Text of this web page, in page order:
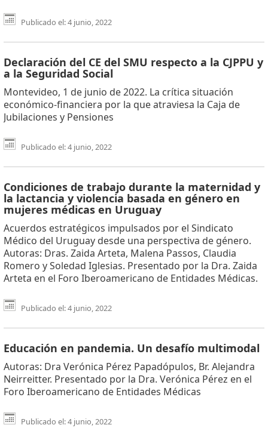
Publicado el: 4 junio, 2022
Declaración del CE del SMU respecto a la CJPPU y
a la Seguridad Social
Montevideo, 1 de junio de 2022. La crítica situación
económico-financiera por la que atraviesa la Caja de
Jubilaciones y Pensiones
Publicado el: 4 junio, 2022
Condiciones de trabajo durante la maternidad y
la lactancia y violencia basada en género en
mujeres médicas en Uruguay
Acuerdos estratégicos impulsados por el Sindicato
Médico del Uruguay desde una perspectiva de género.
Autoras: Dras. Zaida Arteta, Malena Passos, Claudia
Romero y Soledad Iglesias. Presentado por la Dra. Zaida
Arteta en el Foro Iberoamericano de Entidades Médicas.
Publicado el: 4 junio, 2022
Educación en pandemia. Un desafío multimodal
Autoras: Dra Verónica Pérez Papadópulos, Br. Alejandra
Neirreitter. Presentado por la Dra. Verónica Pérez en el
Foro Iberoamericano de Entidades Médicas
Publicado el: 4 junio, 2022